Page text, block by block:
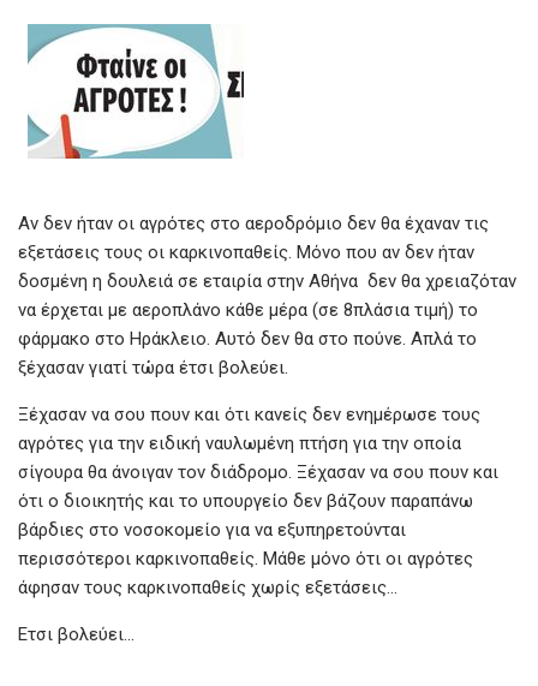
ce
b
o
o
tt
er
ail er
Αν δεν ήταν οι αγρότες στο αεροδρόμιο δεν θα έχαναν τις
εξετάσεις τους οι καρκινοπαθείς. Μόνο που αν δεν ήταν
δοσμένη η δουλειά σε εταιρία στην Αθήνα δεν θα χρειαζόταν
να έρχεται με αεροπλάνο κάθε μέρα (σε 8πλάσια τιμή) το
φάρμακο στο Ηράκλειο. Αυτό δεν θα στο πούνε. Απλά το
ξέχασαν γιατί τώρα έτσι βολεύει.
Ξέχασαν να σου πουν και ότι κανείς δεν ενημέρωσε τους
αγρότες για την ειδική ναυλωμένη πτήση για την οποία
σίγουρα θα άνοιγαν τον διάδρομο. Ξέχασαν να σου πουν και
ότι ο διοικητής και το υπουργείο δεν βάζουν παραπάνω
βάρδιες στο νοσοκομείο για να εξυπηρετούνται
περισσότεροι καρκινοπαθείς. Μάθε μόνο ότι οι αγρότες
άφησαν τους καρκινοπαθείς χωρίς εξετάσεις…
Ετσι βολεύει…